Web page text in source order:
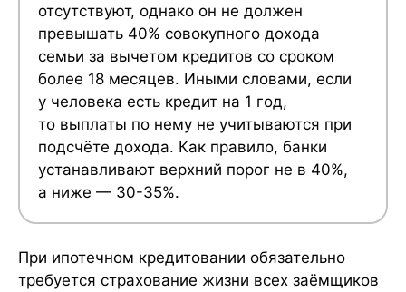
отсутствуют, однако он не должен
превышать 40% совокупного дохода
семьи за вычетом кредитов со сроком
более 18 месяцев. Иными словами, если
у человека есть кредит на 1 год,
то выплаты по нему не учитываются при
подсчёте дохода. Как правило, банки
устанавливают верхний порог не в 40%,
а ниже — 30-35%.
При ипотечном кредитовании обязательно
требуется страхование жизни всех заёмщиков